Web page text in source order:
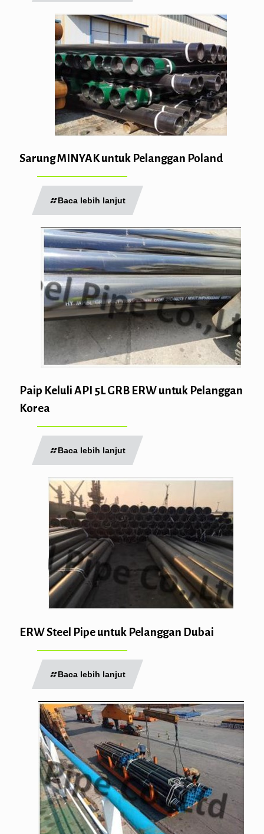
Sarung MINYAK untuk Pelanggan Poland
Baca lebih lanjut
Paip Keluli API 5L GRB ERW untuk Pelanggan
Korea
Baca lebih lanjut
ERW Steel Pipe untuk Pelanggan Dubai
Baca lebih lanjut